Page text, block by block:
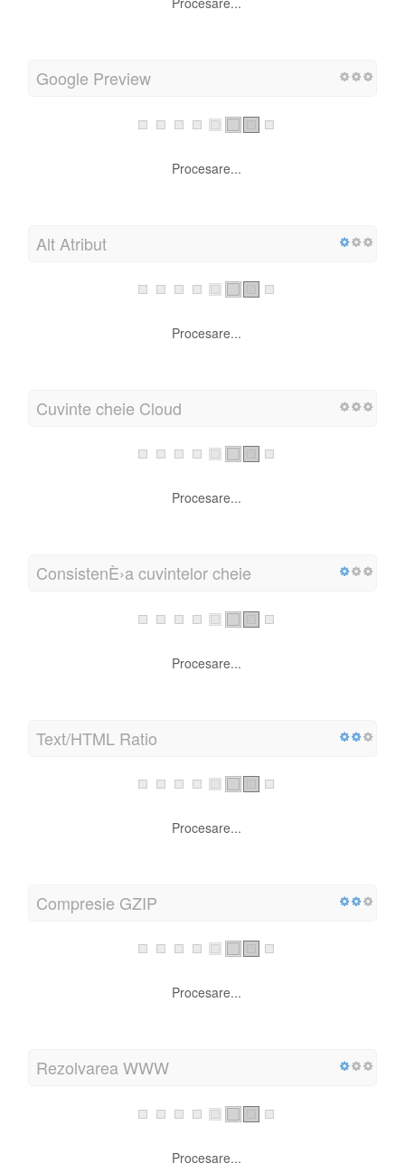
Google Preview
Procesare...
Alt Atribut
Procesare...
Cuvinte cheie Cloud
Procesare...
ConsistenÈ›a cuvintelor cheie
Procesare...
Text/HTML Ratio
Procesare...
Compresie GZIP
Procesare...
Rezolvarea WWW
Procesare...